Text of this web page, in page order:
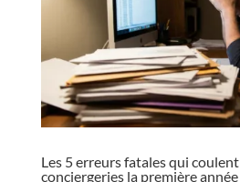
Les 5 erreurs fatales qui
conciergeries la première année